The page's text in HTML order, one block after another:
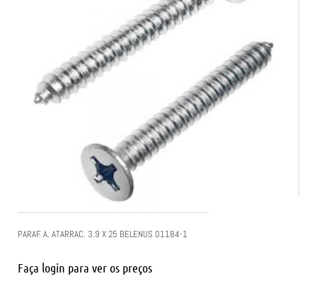
PARAF. A. ATARRAC. 3.9 X 25 BELENUS 01184-1
Faça login para ver os preços